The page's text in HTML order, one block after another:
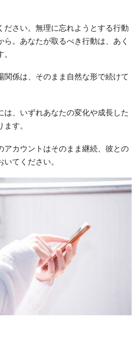
ださい。無理に忘れようとする行動
ら。あなたが取るべき行動は、あく
関係は、そのまま自然な形で続けて
は、いずれあなたの変化や成長した
す。
アカウントはそのまま継続、彼との
てください。